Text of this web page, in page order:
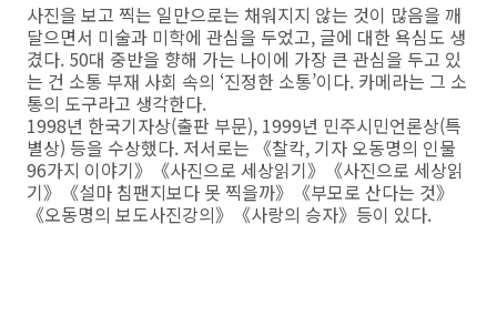
사진을 보고 찍는 일만으로는 채워지지 않는 것이 많음을 깨
달으면서 미술과 미학에 관심을 두었고, 글에 대한 욕심도 생
겼다. 50대 중반을 향해 가는 나이에 가장 큰 관심을 두고 있
는 건 소통 부재 사회 속의 ‘진정한 소통’이다. 카메라는 그 소
통의 도구라고 생각한다.
1998년 한국기자상(출판 부문), 1999년 민주시민언론상(특
별상) 등을 수상했다. 저서로는 《찰칵, 기자 오동명의 인물
96가지 이야기》《사진으로 세상읽기》《사진으로 세상읽
기》《설마 침팬지보다 못 찍을까》《부모로 산다는 것》
《오동명의 보도사진강의》《사랑의 승자》등이 있다.